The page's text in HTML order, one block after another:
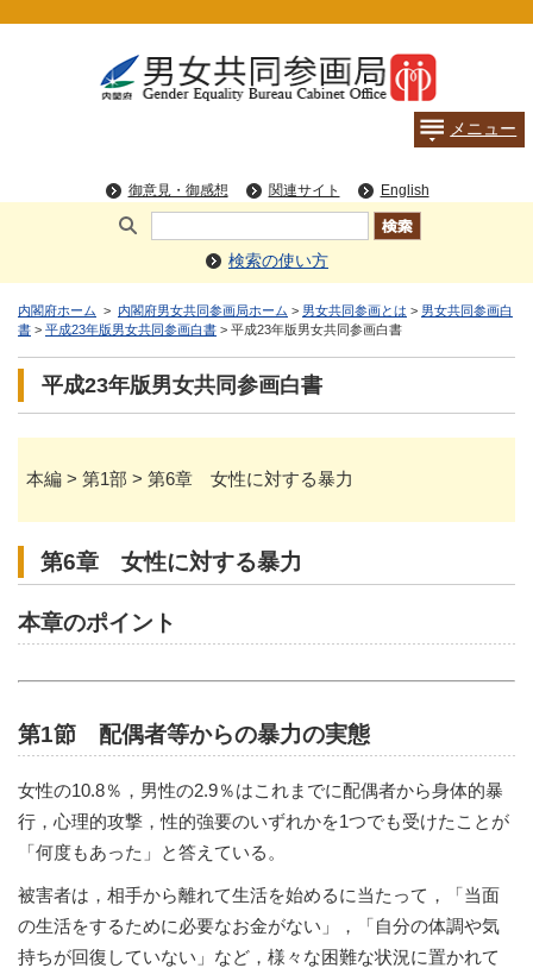
検索の使い方
内閣府ホーム > 内閣府男女共同参画局ホーム > 男女共同参画とは > 男女共同参画白
書 > 平成23年版男女共同参画白書 > 平成23年版男女共同参画白書
平成23年版男女共同参画白書
本編 > 第1部 > 第6章 女性に対する暴力
第6章 女性に対する暴力
本章のポイント
第1節 配偶者等からの暴力の実態
女性の10.8％，男性の2.9％はこれまでに配偶者から身体的暴
行，心理的攻撃，性的強要のいずれかを1つでも受けたことが
「何度もあった」と答えている。
被害者は，相手から離れて生活を始めるに当たって，「当面
の生活をするために必要なお金がない」，「自分の体調や気
持ちが回復していない」など，様々な困難な状況に置かれて